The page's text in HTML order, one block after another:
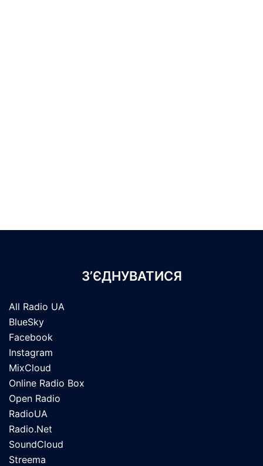
З’ЄДНУВАТИСЯ
All Radio UA
BlueSky
Facebook
Instagram
MixCloud
Online Radio Box
Open Radio
RadioUA
Radio.Net
SoundCloud
Streema